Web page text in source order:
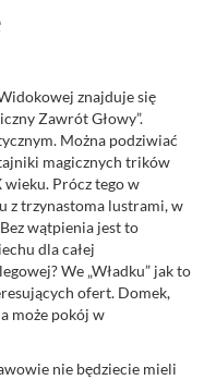
znajduje się
Zawrót Głowy”.
Można podziwiać
magicznych trików
wieku. Prócz tego w
z trzynastoma lustrami, w
wątpienia jest to
dla całej
We „Władku” jak to
ofert. Domek,
może pokój w
nie będziecie mieli